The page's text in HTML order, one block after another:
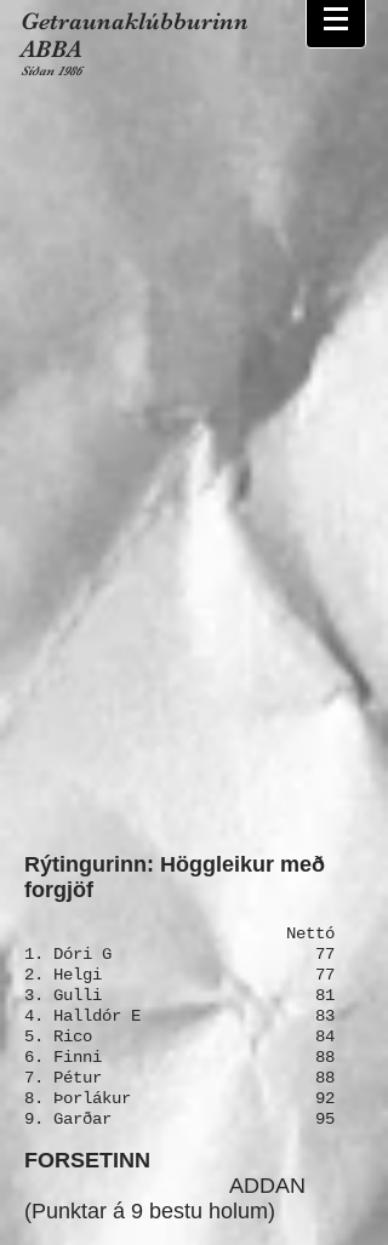
Getraunaklúbburinn
ABBA
Síðan 1986
Rýtingurinn: Höggleikur með
forgjöf
Nettó
1. Dóri G 77
2. Helgi 77
3. Gulli 81
4. Halldór E 83
5. Rico 84
6. Finni 88
7. Pétur 88
8. Þorlákur 92
9. Garðar 95
FORSETINN
ADDAN
(Punktar á 9 bestu holum)